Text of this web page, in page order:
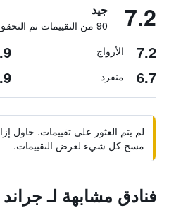
7.2 جيد
90 من التقييمات تم التحقق منها
7.2 الأزواج
6.7 منفرد
لم يتم العثور على تقييمات. حاول
مسح كل شيء لعرض التقييمات.
فنادق مشابهة لـ